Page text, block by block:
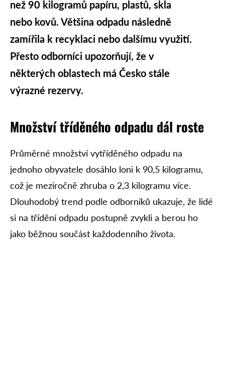
než 90 kilogramů papíru, plastů, skla
nebo kovů. Většina odpadu následně
zamířila k recyklaci nebo dalšímu využití.
Přesto odborníci upozorňují, že v
některých oblastech má Česko stále
výrazné rezervy.
Množství tříděného odpadu dál roste
Průměrné množství vytříděného odpadu na
jednoho obyvatele dosáhlo loni k 90,5 kilogramu,
což je meziročně zhruba o 2,3 kilogramu více.
Dlouhodobý trend podle odborníků ukazuje, že lidé
si na třídění odpadu postupně zvykli a berou ho
jako běžnou součást každodenního života.